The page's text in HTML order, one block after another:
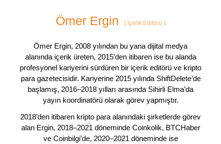
Ömer Ergin (İçerik Editörü )
Ömer Ergin, 2008 yılından bu yana dijital medya
alanında içerik üreten, 2015’den itibaren ise bu alanda
profesyonel kariyerini sürdüren bir içerik editörü ve kripto
para gazetecisidir. Kariyerine 2015 yılında ShiftDelete’de
başlamış, 2016–2018 yılları arasında Sihirli Elma’da
yayın koordinatörü olarak görev yapmıştır.
2018’den itibaren kripto para alanındaki şirketlerde görev
alan Ergin, 2018–2021 döneminde Coinkolik, BTCHaber
ve Coinbilgi’de, 2020–2021 döneminde ise